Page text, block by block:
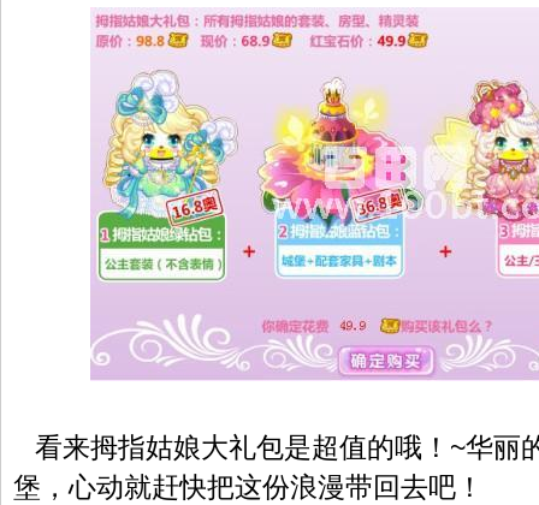
看来拇指姑娘大礼包是超值的哦！~华丽
堡，心动就赶快把这份浪漫带回去吧！